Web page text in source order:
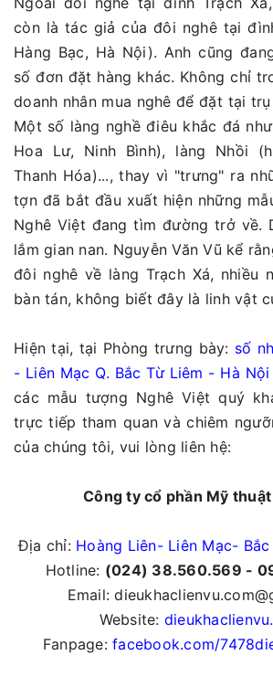
còn là tác giả của đôi nghê tại
Hàng Bạc, Hà Nội). Anh cũng
số đơn đặt hàng khác. Không chỉ
doanh nhân mua nghê để đặt tại
Một số làng nghề điêu khắc đá
Hoa Lư, Ninh Bình), làng Nhồi
Thanh Hóa)..., thay vì "trưng" ra
tợn đã bắt đầu xuất hiện những
Nghê Việt đang tìm đường trở về.
lắm gian nan. Nguyễn Văn Vũ kể
đôi nghê về làng Trạch Xá, nhiều
bàn tán, không biết đây là linh vật
Hiện tại, tại Phòng trưng bày: số
- Liên Mạc Q. Bắc Từ Liêm - Hà Nội
các mẫu tượng Nghê Việt quý
trực tiếp tham quan và chiêm
của chúng tôi, vui lòng liên hệ:
Công ty cổ phần Mỹ
Địa chỉ: Hoàng Liên- Liên Mạc-
Hotline: (024) 38.560.569 -
Email:
Website:
Fanpage:facebook.com/